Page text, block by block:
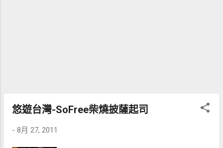
悠遊台灣-SoFree柴燒披薩起司
- 8月 27, 2011